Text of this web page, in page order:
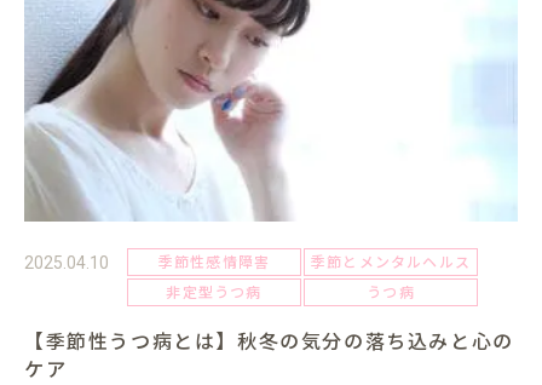
2025.04.10 季節性感情障害
季節とメンタルヘルス
非定型うつ病
うつ病
【季節性うつ病とは】秋冬の気分の落ち込みと心の
ケア